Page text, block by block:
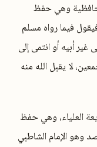
وهي حفظ
فيما رواه مسلم
أبيه أو انتمى إلى
لا يقبل الله منه
العلياء، وهي حفظ
وهو الإمام الشاطبي